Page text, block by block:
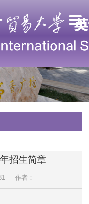
招生简章
作者：